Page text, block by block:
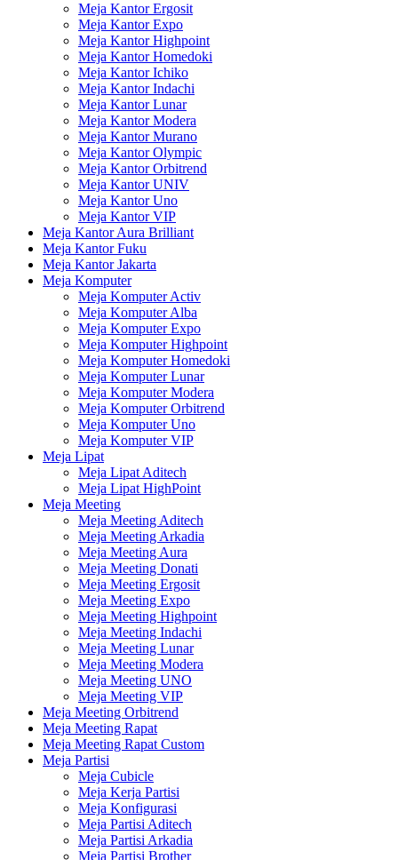
Meja Kantor Ergosit
Meja Kantor Expo
Meja Kantor Highpoint
Meja Kantor Homedoki
Meja Kantor Ichiko
Meja Kantor Indachi
Meja Kantor Lunar
Meja Kantor Modera
Meja Kantor Murano
Meja Kantor Olympic
Meja Kantor Orbitrend
Meja Kantor UNIV
Meja Kantor Uno
Meja Kantor VIP
Meja Kantor Aura Brilliant
Meja Kantor Fuku
Meja Kantor Jakarta
Meja Komputer
Meja Komputer Activ
Meja Komputer Alba
Meja Komputer Expo
Meja Komputer Highpoint
Meja Komputer Homedoki
Meja Komputer Lunar
Meja Komputer Modera
Meja Komputer Orbitrend
Meja Komputer Uno
Meja Komputer VIP
Meja Lipat
Meja Lipat Aditech
Meja Lipat HighPoint
Meja Meeting
Meja Meeting Aditech
Meja Meeting Arkadia
Meja Meeting Aura
Meja Meeting Donati
Meja Meeting Ergosit
Meja Meeting Expo
Meja Meeting Highpoint
Meja Meeting Indachi
Meja Meeting Lunar
Meja Meeting Modera
Meja Meeting UNO
Meja Meeting VIP
Meja Meeting Orbitrend
Meja Meeting Rapat
Meja Meeting Rapat Custom
Meja Partisi
Meja Cubicle
Meja Kerja Partisi
Meja Konfigurasi
Meja Partisi Aditech
Meja Partisi Arkadia
Meja Partisi Brother